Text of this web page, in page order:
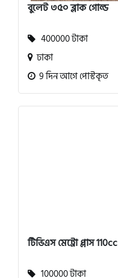
বুলেট ৩৫০ ব্লাক গোল্ড
400000 টাকা
ঢাকা
9 দিন আগে পোস্টকৃত
টিভিএস মেট্রো প্লাস 110cc
100000 টাকা